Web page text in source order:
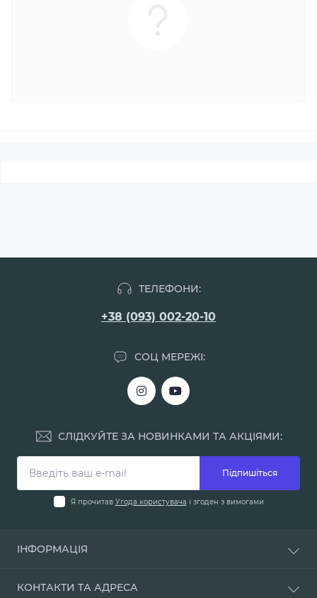
ТЕЛЕФОНИ:
+38 (093) 002-20-10
СОЦ МЕРЕЖІ:
СЛІДКУЙТЕ ЗА НОВИНКАМИ ТА АКЦІЯМИ:
Підпишіться
Я прочитав Угода користувача і згоден з вимогами
ІНФОРМАЦІЯ
Про нас
КОНТАКТИ ТА АДРЕСА